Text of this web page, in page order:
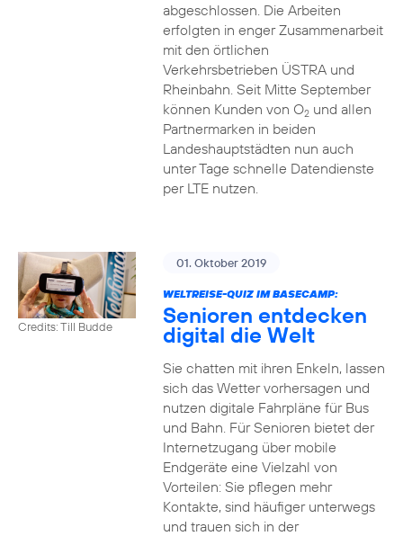
abgeschlossen. Die Arbeiten
erfolgten in enger Zusammenarbeit
mit den örtlichen
Verkehrsbetrieben ÜSTRA und
Rheinbahn. Seit Mitte September
können Kunden von O2und allen
Partnermarken in beiden
Landeshauptstädten nun auch
unter Tage schnelle Datendienste
per LTE nutzen.
Credits: Till Budde
01. Oktober 2019
WELTREISE-QUIZ IM BASECAMP:
Senioren entdecken
digital die Welt
Sie chatten mit ihren Enkeln, lassen
sich das Wetter vorhersagen und
nutzen digitale Fahrpläne für Bus
und Bahn. Für Senioren bietet der
Internetzugang über mobile
Endgeräte eine Vielzahl von
Vorteilen: Sie pflegen mehr
Kontakte, sind häufiger unterwegs
und trauen sich in der